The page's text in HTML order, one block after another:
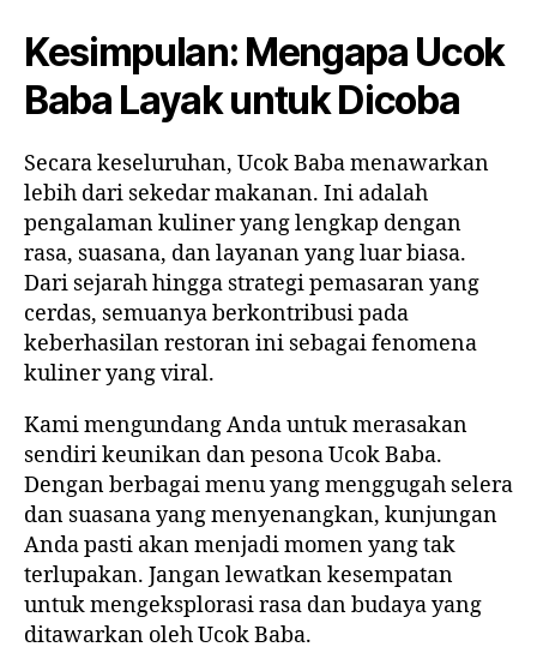
Kesimpulan: Mengapa Ucok
Baba Layak untuk Dicoba
Secara keseluruhan, Ucok Baba menawarkan
lebih dari sekedar makanan. Ini adalah
pengalaman kuliner yang lengkap dengan
rasa, suasana, dan layanan yang luar biasa.
Dari sejarah hingga strategi pemasaran yang
cerdas, semuanya berkontribusi pada
keberhasilan restoran ini sebagai fenomena
kuliner yang viral.
Kami mengundang Anda untuk merasakan
sendiri keunikan dan pesona Ucok Baba.
Dengan berbagai menu yang menggugah selera
dan suasana yang menyenangkan, kunjungan
Anda pasti akan menjadi momen yang tak
terlupakan. Jangan lewatkan kesempatan
untuk mengeksplorasi rasa dan budaya yang
ditawarkan oleh Ucok Baba.